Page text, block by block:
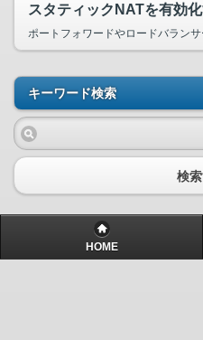
スタティックNATを有効
ポートフォワードやロードバランサ
キーワード検索
検
HOME